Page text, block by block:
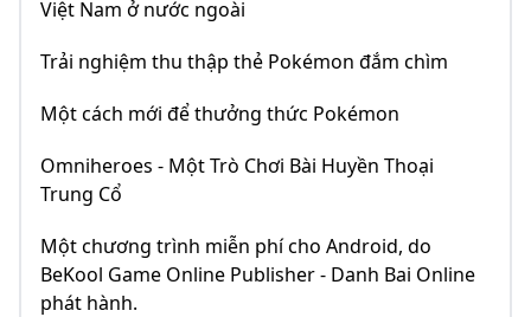
Việt Nam ở nước ngoài
Trải nghiệm thu thập thẻ Pokémon đắm chìm
Một cách mới để thưởng thức Pokémon
Omniheroes - Một Trò Chơi Bài Huyền Thoại
Trung Cổ
Một chương trình miễn phí cho Android, do
BeKool Game Online Publisher - Danh Bai Online
phát hành.